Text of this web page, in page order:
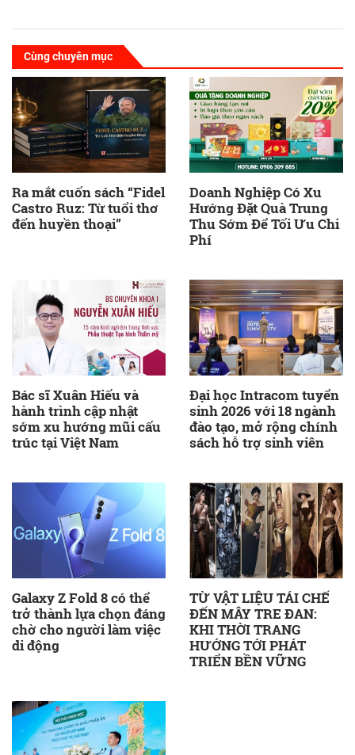
Cùng chuyên mục
Ra mắt cuốn sách “Fidel
Castro Ruz: Từ tuổi thơ
đến huyền thoại”
Doanh Nghiệp Có Xu
Hướng Đặt Quà Trung
Thu Sớm Để Tối Ưu Chi
Phí
Bác sĩ Xuân Hiếu và
hành trình cập nhật
sớm xu hướng mũi cấu
trúc tại Việt Nam
Đại học Intracom tuyển
sinh 2026 với 18 ngành
đào tạo, mở rộng chính
sách hỗ trợ sinh viên
Galaxy Z Fold 8 có thể
trở thành lựa chọn đáng
chờ cho người làm việc
di động
TỪ VẬT LIỆU TÁI CHẾ
ĐẾN MÂY TRE ĐAN:
KHI THỜI TRANG
HƯỚNG TỚI PHÁT
TRIỂN BỀN VỮNG